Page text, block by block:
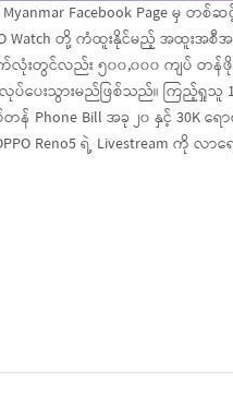
Facebook Page မှ တစ်
Watch တို့ ကံထူးနိုင်မည့် အထူးအ
တွင်လည်း ၅၀၀,၀၀၀ ကျပ် တန်ဖိုး
ပ်ပေးသွားမည်ဖြစ်သည်။ ကြည့်ရှုသူ
န် Phone Bill အခု ၂၀ နှင့် 30K ရ
Reno5 ရဲ့ Livestream ကို လ